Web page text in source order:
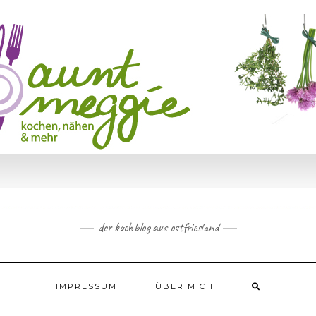
der kochblog aus ostfriesland
IMPRESSUM ÜBER MICH